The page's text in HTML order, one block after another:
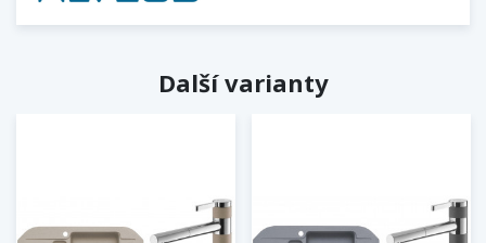
Další varianty